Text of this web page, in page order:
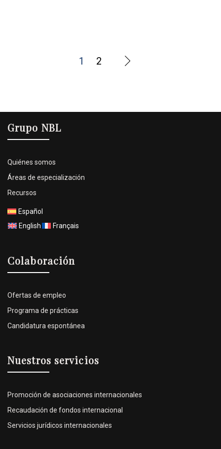
1 2
Grupo NBL
Quiénes somos
Áreas de especialización
Recursos
Español
English
Français
Colaboración
Ofertas de empleo
Programa de prácticas
Candidatura espontánea
Nuestros servicios
Promoción de asociaciones internacionales
Recaudación de fondos internacional
Servicios jurídicos internacionales